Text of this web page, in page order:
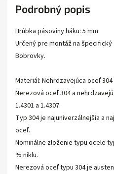
Podrobný popis
Hrúbka pásoviny háku: 5 mm
Určený pre montáž na
Bobrovky.
Materiál: Nehrdzavejúca oceľ 304
Nerezová oceľ 304 a
1.4301 a 1.4307.
Typ 304 je najuniverzálnejšia a
oceľ.
Nominálne zloženie typu ocele
% niklu.
Nerezová oceľ typu 304 je